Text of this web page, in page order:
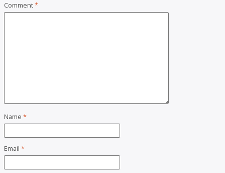
Comment*
Name *
Email *